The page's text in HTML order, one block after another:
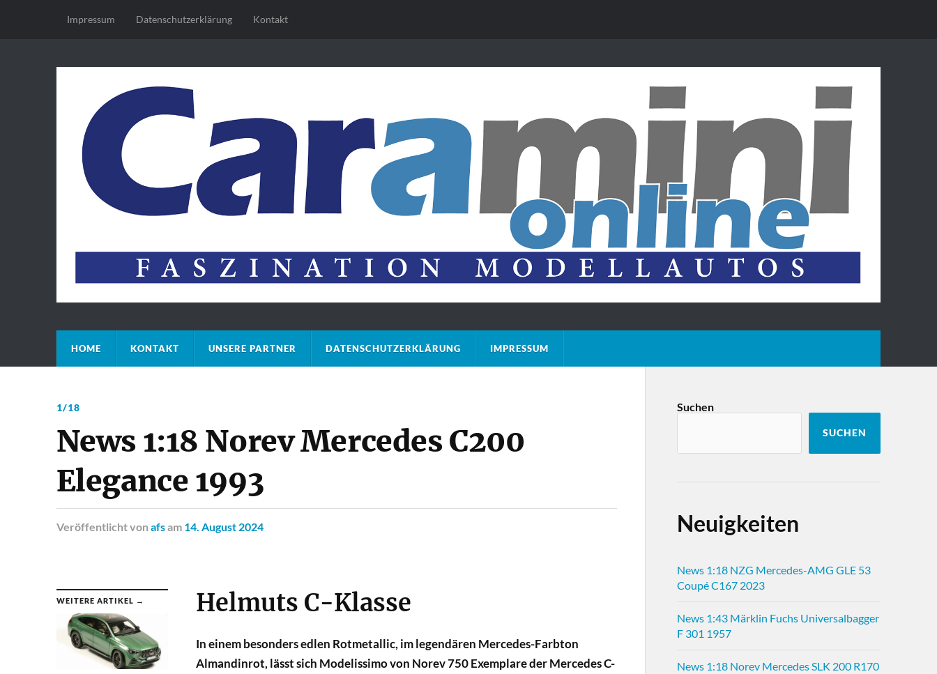
Impressum Datenschutz­erklärung Kontakt
HOME KONTAKT UNSERE PARTNER DATENSCHUTZ­ERKLÄRUNG IMPRESSUM
1/18
News 1:18 Norev Mercedes C200
Elegance 1993
Veröffentlichtvon afsam 14. August 2024
WEITERE ARTIKEL → Helmuts C-Klasse
In einem besonders edlen Rotmetallic, im legendären Mercedes-Farbton
Almandinrot, lässt sich Modelissimo von Norev 750 Exemplare der Mercedes C-
Suchen
SUCHEN
Neuigkeiten
News 1:18 NZG Mercedes-AMG GLE 53
Coupé C167 2023
News 1:43 Märklin Fuchs Universalbagger
F 301 1957
News 1:18 Norev Mercedes SLK 200 R170